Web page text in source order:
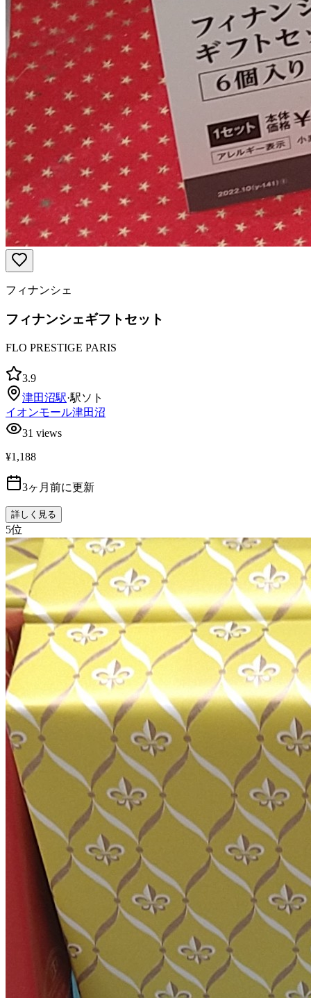
フィナンシェ
フィナンシェギフトセット
FLO PRESTIGE PARIS
3.9
津田沼駅·駅ソト
イオンモール津田沼
31 views
¥1,188
3ヶ月前に更新
詳しく見る
5位